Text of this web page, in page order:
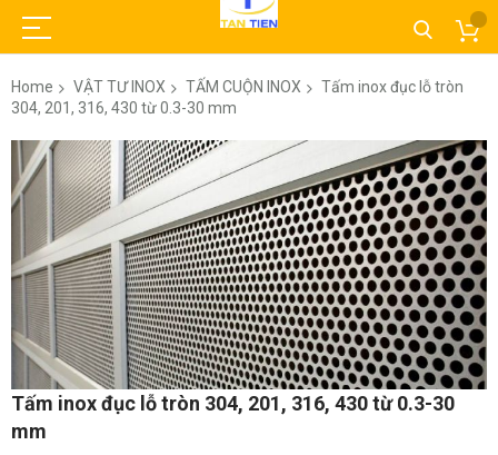
Home VẬT TƯ INOX TẤM CUỘN INOX
Tấm inox đục lỗ tròn
304, 201, 316, 430 từ 0.3-30 mm
Skip
to
the
end
images
gallery
Skip
the
Tấm inox đục lỗ tròn 304, 201, 316, 430 từ 0.3-30
mm